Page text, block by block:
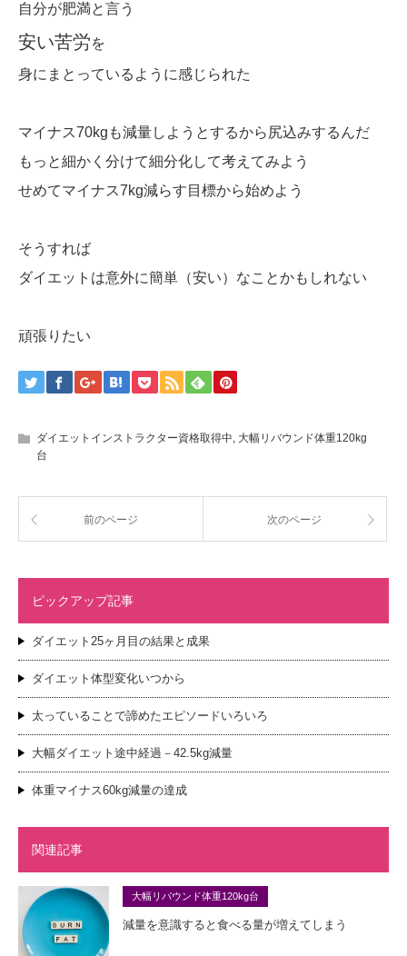
自分が肥満と言う
安い苦労を
身にまとっているように感じられた
マイナス70kgも減量しようとするから尻込みするんだ
もっと細かく分けて細分化して考えてみよう
せめてマイナス7kg減らす目標から始めよう
そうすれば
ダイエットは意外に簡単（安い）なことかもしれない
頑張りたい
ダイエットインストラクター資格取得中, 大幅リバウンド体重120kg
台
前のページ 次のページ
ピックアップ記事
ダイエット25ヶ月目の結果と成果
ダイエット体型変化いつから
太っていることで諦めたエピソードいろいろ
大幅ダイエット途中経過－42.5kg減量
体重マイナス60kg減量の達成
関連記事
大幅リバウンド体重120kg台
減量を意識すると食べる量が増えてしまう